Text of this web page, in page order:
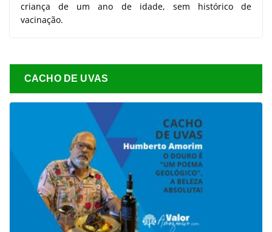
criança de um ano de idade, sem histórico de
vacinação.
CACHO DE UVAS